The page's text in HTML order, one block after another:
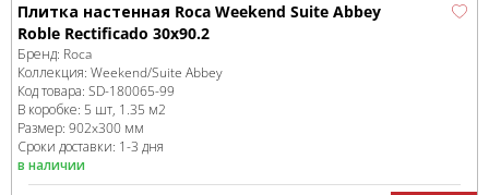
Плитка настенная Roca Weekend Suite Abbey
Roble Rectificado 30x90.2
Бренд: Roca
Коллекция: Weekend/Suite Abbey
Код товара: SD-180065-99
В коробке: 5 шт, 1.35 м2
Размер: 902x300 мм
Сроки доставки: 1-3 дня
в наличии